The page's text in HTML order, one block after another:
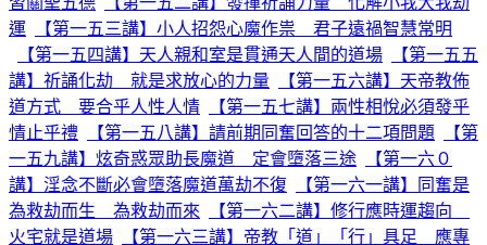
運
【第一五三講】小人招怨心魔作祟 君子遠禍智慧常明
【第一五四講】天人親和室是貫通天人間的道場
【第一五五
講】祈誦化劫 就是求放心的力量
【第一五六講】天帝教佈
道方式 要合乎人性人情
【第一五七講】兩性相悅必須發乎
情止乎禮
【第一五八講】請前期同奮回答的十二項問題
【第
一五九講】炫奇惑眾助長魔道 定會墮落三途
【第一六０
講】淫念不斷必會墮落魔道萬劫不復
【第一六一講】同奮是
為救劫而生 為救劫而來
【第一六二講】修行應時運趨向
火宅就是道場
【第一六三講】帝教「道」「行」具足 應專